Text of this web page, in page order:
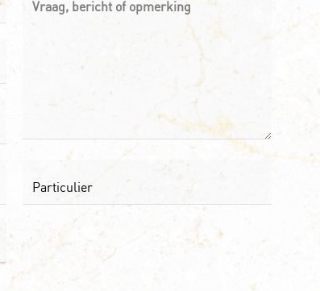
Vraag, bericht of opmerking
Type *